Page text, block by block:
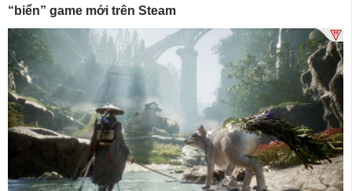
“biển” game mới trên Steam